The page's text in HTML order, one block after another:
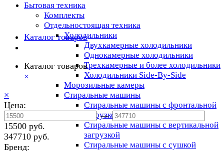
Бытовая техника
Комплекты
Отдельностоящая техника
Холодильники
Двухкамерные холодильники
Однокамерные холодильники
Трехкамерные и более холодильники
Холодильники Side-By-Side
Морозильные камеры
Стиральные машины
Стиральные машины с фронтальной
загрузкой
Стиральные машины с вертикальной
загрузкой
Стиральные машины с сушкой
Каталог товаров
Каталог товаров
×
×
Цена:
—
15500 руб.
347710 руб.
Бренд: